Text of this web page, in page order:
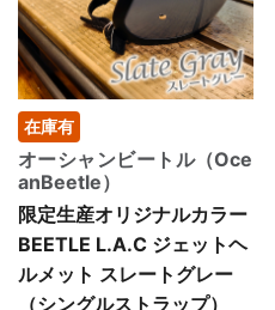
在庫有
オーシャンビートル（Oce
anBeetle）
限定生産オリジナルカラー
BEETLE L.A.C ジェットヘ
ルメット スレートグレー
（シングルストラップ）